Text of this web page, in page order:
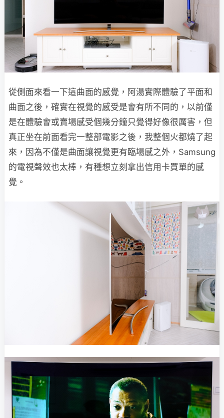
從側面來看一下這曲面的感覺，阿湯實際體驗了平面和
曲面之後，確實在視覺的感受是會有所不同的，以前僅
是在體驗會或賣場感受個幾分鐘只覺得好像很厲害，但
真正坐在前面看完一整部電影之後，我整個火都燒了起
來，因為不僅是曲面讓視覺更有臨場感之外，Samsung
的電視聲效也太棒，有種想立刻拿出信用卡買單的感
覺。